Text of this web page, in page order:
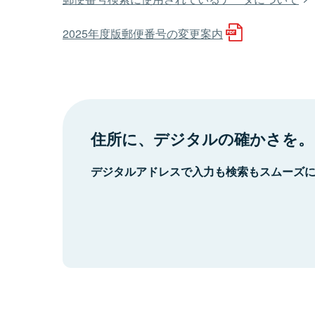
2025年度版郵便番号の変更案内
住所に、デジタルの確かさを。
デジタルアドレスで入力も検索もスムーズ